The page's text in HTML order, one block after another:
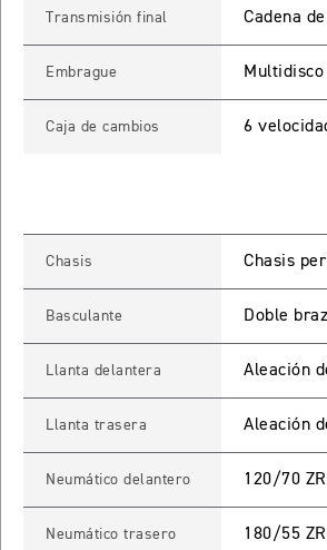
Precio desde $20.090.000
ROCKET 3 STORM GT
Precio desde $28.590.000
Precio desde $8.490.000
Transmisión final Cadena
Embrague
Caja de cambios 6
Chasis Chasis
Basculante Doble
Llanta delantera Aleación
Llanta trasera Aleación
Neumático delantero 120/70
Neumático trasero 180/55